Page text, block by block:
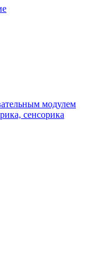
модулем
сенсорика